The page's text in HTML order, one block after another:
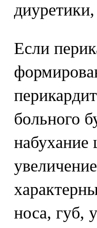
Если
больного
набухание
носа, губ,